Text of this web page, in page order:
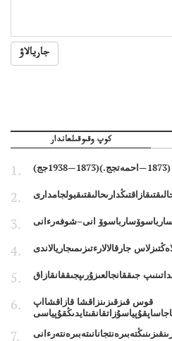
جاريالاۋ
كوپ وقىوقىلعاندار
انى–شوفەرءانى
جارقالالارءتىزىمىجاريالاندى
جىققانجالعىزۇرىپجىققانقازاق
قوس قىزقىزىنزاقشا قازاقشااپ